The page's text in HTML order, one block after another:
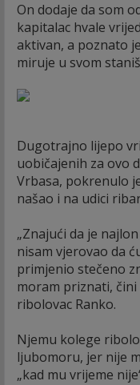
On dodaje da som
kapitalac hvale
aktivan, a poznato
miruje u svom
Dugotrajno lijepo
uobičajenih za ovo
Vrbasa, pokrenulo
našao i na udici
„Znajući da je
nisam vjerovao da
primjenio stečeno
moram priznati, čini
ribolovac Ranko.
Njemu kolege
ljubomoru, jer nije
„kad mu vrijeme